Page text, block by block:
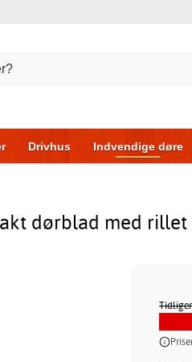
Drivhus Indvendige døre
dørblad med